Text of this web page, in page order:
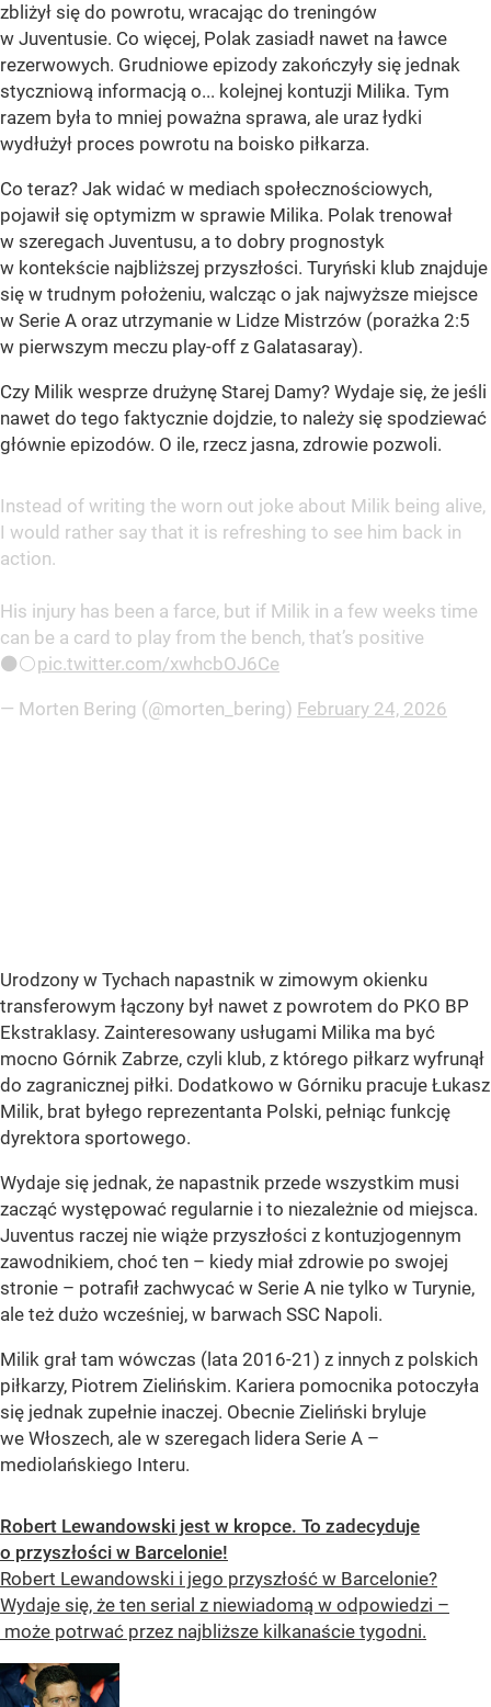
zbliżył się do powrotu, wracając do treningów
w Juventusie. Co więcej, Polak zasiadł nawet na ławce
rezerwowych. Grudniowe epizody zakończyły się jednak
styczniową informacją o... kolejnej kontuzji Milika. Tym
razem była to mniej poważna sprawa, ale uraz łydki
wydłużył proces powrotu na boisko piłkarza.
Co teraz? Jak widać w mediach społecznościowych,
pojawił się optymizm w sprawie Milika. Polak trenował
w szeregach Juventusu, a to dobry prognostyk
w kontekście najbliższej przyszłości. Turyński klub znajduje
się w trudnym położeniu, walcząc o jak najwyższe miejsce
w Serie A oraz utrzymanie w Lidze Mistrzów (porażka 2:5
w pierwszym meczu play-off z Galatasaray).
Czy Milik wesprze drużynę Starej Damy? Wydaje się, że jeśli
nawet do tego faktycznie dojdzie, to należy się spodziewać
głównie epizodów. O ile, rzecz jasna, zdrowie pozwoli.
Instead of writing the worn out joke about Milik being alive,
I would rather say that it is refreshing to see him back in
action.
His injury has been a farce, but if Milik in a few weeks time
can be a card to play from the bench, that’s positive
⚫️⚪️pic.twitter.com/xwhcbOJ6Ce
— Morten Bering (@morten_bering) February 24, 2026
Urodzony w Tychach napastnik w zimowym okienku
transferowym łączony był nawet z powrotem do PKO BP
Ekstraklasy. Zainteresowany usługami Milika ma być
mocno Górnik Zabrze, czyli klub, z którego piłkarz wyfrunął
do zagranicznej piłki. Dodatkowo w Górniku pracuje Łukasz
Milik, brat byłego reprezentanta Polski, pełniąc funkcję
dyrektora sportowego.
Wydaje się jednak, że napastnik przede wszystkim musi
zacząć występować regularnie i to niezależnie od miejsca.
Juventus raczej nie wiąże przyszłości z kontuzjogennym
zawodnikiem, choć ten – kiedy miał zdrowie po swojej
stronie – potrafił zachwycać w Serie A nie tylko w Turynie,
ale też dużo wcześniej, w barwach SSC Napoli.
Milik grał tam wówczas (lata 2016-21) z innych z polskich
piłkarzy, Piotrem Zielińskim. Kariera pomocnika potoczyła
się jednak zupełnie inaczej. Obecnie Zieliński bryluje
we Włoszech, ale w szeregach lidera Serie A –
mediolańskiego Interu.
Robert Lewandowski jest w kropce. To zadecyduje
o przyszłości w Barcelonie!
Robert Lewandowski i jego przyszłość w Barcelonie?
Wydaje się, że ten serial z niewiadomą w odpowiedzi –
może potrwać przez najbliższe kilkanaście tygodni.